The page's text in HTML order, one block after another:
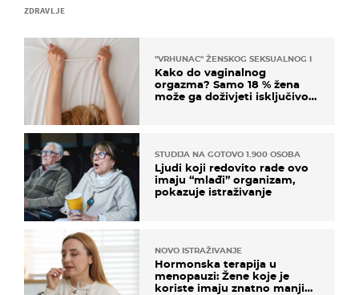
ZDRAVLJE
"VRHUNAC" ŽENSKOG SEKSUALNOG ISKUSTVA
Kako do vaginalnog
orgazma? Samo 18 % žena
može ga doživjeti isključivo
STUDIJA NA GOTOVO 1.900 OSOBA
Ljudi koji redovito rade ovo
imaju “mlađi” organizam,
pokazuje istraživanje
NOVO ISTRAŽIVANJE
Hormonska terapija u
menopauzi: Žene koje je
koriste imaju znatno manji